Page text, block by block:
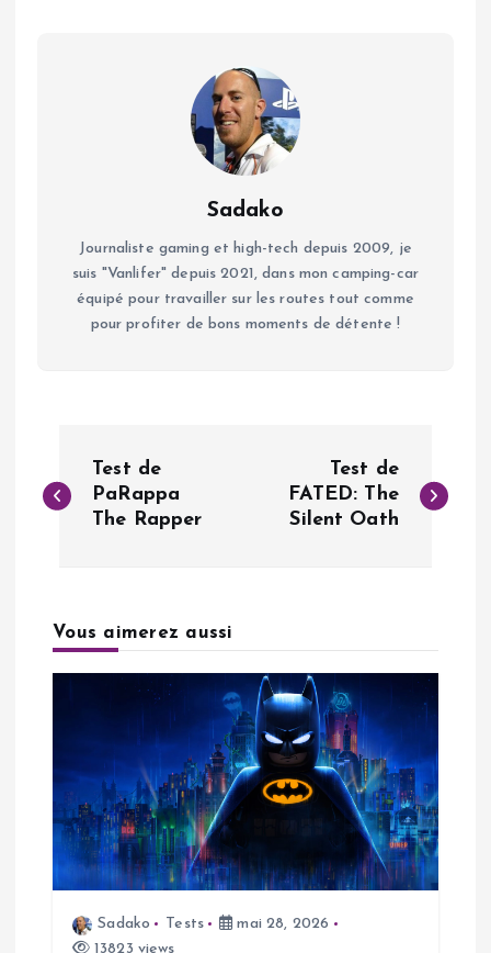
Sadako
Journaliste gaming et high-tech depuis 2009, je
suis "Vanlifer" depuis 2021, dans mon camping-car
équipé pour travailler sur les routes tout comme
pour profiter de bons moments de détente !
a
g
t
o
Test de
PaRappa
The Rapper
Test de
FATED: The
Silent Oath
Vous aimerez aussi
Sadako Tests
mai 28, 2026
13823 views